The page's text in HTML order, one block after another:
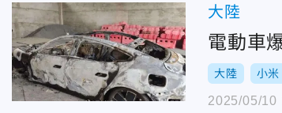
大陸
電動車
大陸 小米
2025/05/10